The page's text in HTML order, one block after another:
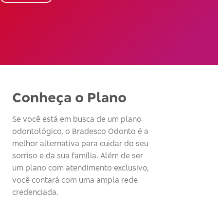
Conheça o Plano
Se você está em busca de um plano
odontológico, o Bradesco Odonto é a
melhor alternativa para cuidar do seu
sorriso e da sua família. Além de ser
um plano com atendimento exclusivo,
você contará com uma ampla rede
credenciada.